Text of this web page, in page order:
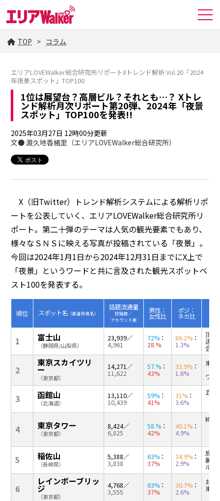
TOP コラム
エリアLOVEWalker総合研究所リポートXトレンド解析 Vol.20「2024
年夜景スポット」TOP100
1位は展望台？高層ビル？それとも…？ Xトレ
ンド解析月次リポート第20弾、2024年「夜景
スポット」TOP100を発表!!
2025年03月27日 12時00分更新
文● 渡久地香緒里（エリアLOVEWalker総合研究所）
X（旧Twitter）トレンド解析システムによる解析リポ
ートを公表していく、エリアLOVEWalker総合研究所リ
ポート。第二十弾のテーマは人気の観光要素でもあり、
様々なＳＮＳに映える写真が投稿されている「夜景」。
今回は2024年1月1日から2024年12月31日までにX上で
「夜景」というワードと共に言及された観光スポットベ
スト100を発表する。
順位 スポット名 （都道府県名）
話題流通量
投稿数／
アカウント数
男性：
女性比
ポジ：
ネガ比
1 富士山
（静岡県/山梨県）
23,939／
4,961
72%：
28.%
86.2%：
1.3%
頂上
遠レ
会（
2
東京スカイツリ
ー
（東京都）
14,271／
11,622
57.%：
43%
33.9%：
1.6%
東横
ワー
3 函館山
（北海道）
13,110／
10,439
59%：
41%
31%：
3.6%
五稜
4 東京タワー
（東京都）
8,424／
6,825
58.%：
42%
40.1%：
4.9%
綺麗
5 稲佐山
（長崎県）
5,388／
3,838
63%：
37%
34.9%：
2.9%
旅行
麗（
ル（
6
レインボーブリッ
ジ
（東京都）
4,768／
3,555
63%：
37%
30.7%：
2.6%
お台
東京